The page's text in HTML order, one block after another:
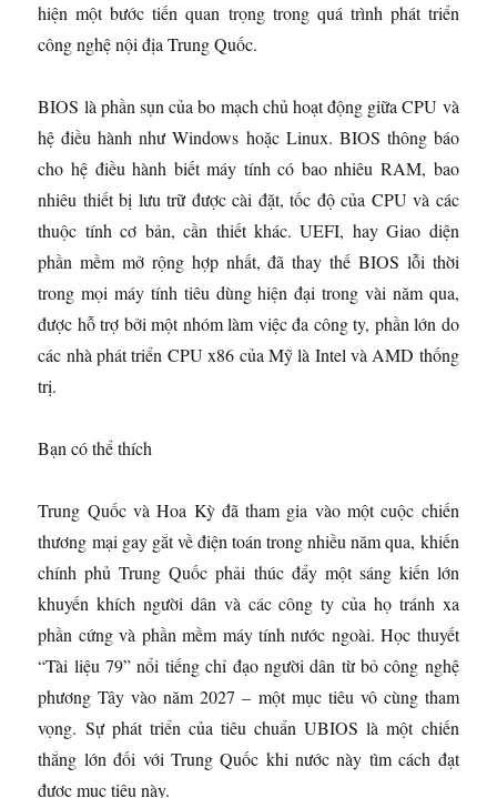
hiện một bước tiến quan trọng trong quá trình phát triển
công nghệ nội địa Trung Quốc.
BIOS là phần sụn của bo mạch chủ hoạt động giữa CPU và
hệ điều hành như Windows hoặc Linux. BIOS thông báo
cho hệ điều hành biết máy tính có bao nhiêu RAM, bao
nhiêu thiết bị lưu trữ được cài đặt, tốc độ của CPU và các
thuộc tính cơ bản, cần thiết khác. UEFI, hay Giao diện
phần mềm mở rộng hợp nhất, đã thay thế BIOS lỗi thời
trong mọi máy tính tiêu dùng hiện đại trong vài năm qua,
được hỗ trợ bởi một nhóm làm việc đa công ty, phần lớn do
các nhà phát triển CPU x86 của Mỹ là Intel và AMD thống
trị.
Bạn có thể thích
Trung Quốc và Hoa Kỳ đã tham gia vào một cuộc chiến
thương mại gay gắt về điện toán trong nhiều năm qua, khiến
chính phủ Trung Quốc phải thúc đẩy một sáng kiến ​​lớn
khuyến khích người dân và các công ty của họ tránh xa
phần cứng và phần mềm máy tính nước ngoài. Học thuyết
“Tài liệu 79” nổi tiếng chỉ đạo người dân từ bỏ công nghệ
phương Tây vào năm 2027 – một mục tiêu vô cùng tham
vọng. Sự phát triển của tiêu chuẩn UBIOS là một chiến
thắng lớn đối với Trung Quốc khi nước này tìm cách đạt
được mục tiêu này.